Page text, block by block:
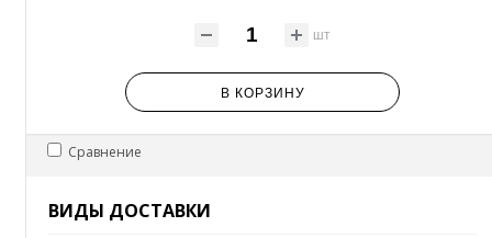
шт
В КОРЗИНУ
Сравнение
ВИДЫ ДОСТАВКИ